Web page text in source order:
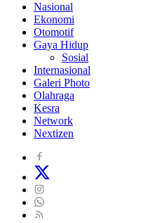
Nasional
Ekonomi
Otomotif
Gaya Hidup
Sosial
Internasional
Galeri Photo
Olahraga
Kesra
Network
Nextizen